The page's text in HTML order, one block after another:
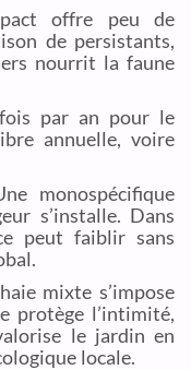
offre peu de
de persistants,
nourrit la faune
par an pour le
annuelle, voire
monospécifique
s’installe. Dans
peut faiblir sans
mixte s’impose
protège l’intimité,
le jardin en
locale.